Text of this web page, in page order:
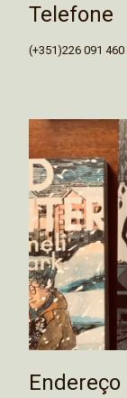
Telefone
(+351)226 091
Endereço